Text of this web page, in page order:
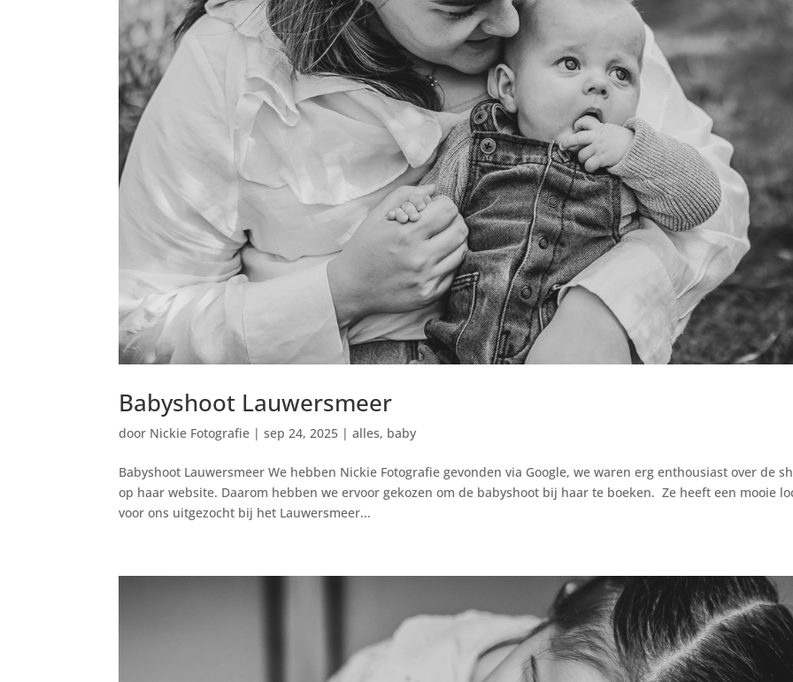
Babyshoot Lauwersmeer
door Nickie Fotografie |sep 24, 2025 |alles, baby
Babyshoot Lauwersmeer We hebben Nickie Fotografie gevonden via Google, we waren erg enthousiast over de
op haar website. Daarom hebben we ervoor gekozen om de babyshoot bij haar te boeken. Ze heeft een mooie
voor ons uitgezocht bij het Lauwersmeer...